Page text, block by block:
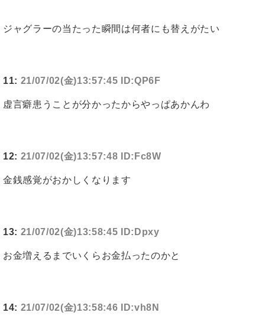
ジャグラーの当たった瞬間は何者にも替えがたい
11: 21/07/02(金)13:57:45 ID:QP6F
虚言癖患うことが分かったからやっぱあかんわ
12: 21/07/02(金)13:57:48 ID:Fc8W
金銭感覚がおかしくなります
13: 21/07/02(金)13:58:45 ID:Dpxy
お金増えるまでいくらお金払ったのかと
14: 21/07/02(金)13:58:46 ID:vh8N